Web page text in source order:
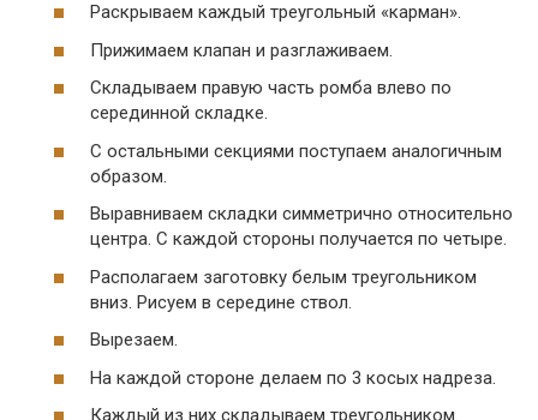
Раскрываем каждый треугольный «карман».
Прижимаем клапан и разглаживаем.
Складываем правую часть ромба влево по
серединной складке.
С остальными секциями поступаем аналогичным
образом.
Выравниваем складки симметрично относительно
центра. С каждой стороны получается по четыре.
Располагаем заготовку белым треугольником
вниз. Рисуем в середине ствол.
Вырезаем.
На каждой стороне делаем по 3 косых надреза.
Каждый из них складываем треугольником.